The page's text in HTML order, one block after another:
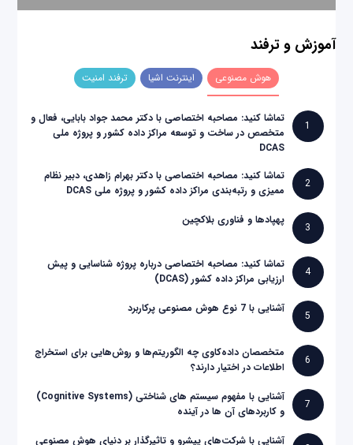
آموزش و ترفند
هوش مصنوعی اینترنت اشیا ترفند امنیت
1
تماشا کنید: مصاحبه اختصاصی با دکتر محمد جواد بابایی، فعال و
متخصص در ساخت و توسعه مراکز داده کشور و پروژه ملی
DCAS
2
تماشا کنید: مصاحبه اختصاصی با دکتر بهرام زاهدی، دبیر نظام
ممیزی و رتبه‌بندی مراکز داده کشور و پروژه ملی DCAS
3
پهپادها و فناوری بلاکچین
4
تماشا کنید: مصاحبه اختصاصی درباره پروژه شناسایی و پیش
ارزیابی مراکز داده کشور (DCAS)
5
آشنایی با 7 نوع هوش مصنوعی پرکاربرد
6
متخصصان داده‌کاوی چه الگوریتم‌ها و روش‌هایی برای استخراج
اطلاعات در اختیار دارند؟
7
آشنایی با مفهوم سیستم های شناختی (Cognitive Systems)
و کاربردهای آن ها در آینده
آشنایی با شرکت‌های پیشرو و تاثیرگذار بر دنیای هوش مصنوعی